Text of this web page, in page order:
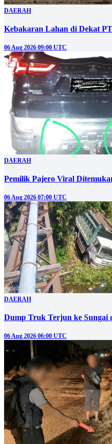
DAERAH
Kebakaran Lahan di Dekat
06 Aug 2026 09:00 UTC
DAERAH
Pemilik Pajero Viral
06 Aug 2026 07:00 UTC
DAERAH
Dump Truk Terjun ke Sungai
06 Aug 2026 06:00 UTC